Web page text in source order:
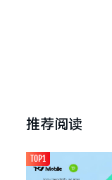
推荐阅读
TOP1